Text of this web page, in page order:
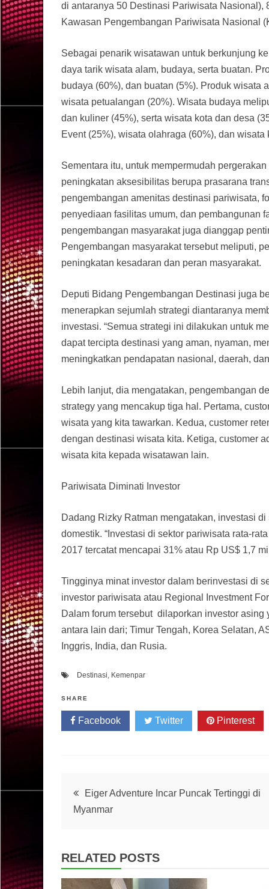
di antaranya 50 Destinasi Pariwisata
Kawasan Pengembangan Pariwisata Nasional
Sebagai penarik wisatawan untuk berkunjung
daya tarik wisata alam, budaya, serta buatan.
budaya (60%), dan buatan (5%). Produk wisata
wisata petualangan (20%). Wisata budaya
dan kuliner (45%), serta wisata kota dan desa
Event (25%), wisata olahraga (60%), dan
Sementara itu, untuk mempermudah
peningkatan aksesibilitas berupa prasarana
pengembangan amenitas destinasi pariwisata,
penyediaan fasilitas umum, dan pembangunan
pengembangan masyarakat juga dianggap
Pengembangan masyarakat tersebut meliputi,
peningkatan kesadaran dan peran masyarakat.
Deputi Bidang Pengembangan Destinasi juga
menerapkan sejumlah strategi diantaranya
investasi. “Semua strategi ini dilakukan untuk
dapat tercipta destinasi yang aman, nyaman,
meningkatkan pendapatan nasional, daerah,
Lebih lanjut, dia mengatakan, pengembangan
strategy yang mencakup tiga hal. Pertama,
wisata yang kita tawarkan. Kedua, customer
dengan destinasi wisata kita. Ketiga, customer
wisata kita kepada wisatawan lain.
Pariwisata Diminati Investor
Dadang Rizky Ratman mengatakan, investasi
domestik. “Investasi di sektor pariwisata rata-
2017 tercatat mencapai 31% atau Rp US$ 1,7
Tingginya minat investor dalam berinvestasi di
investor pariwisata atau Regional Investment
Dalam forum tersebut dilaporkan investor
antara lain dari; Timur Tengah, Korea Selatan,
Inggris, India, dan Rusia.
Destinasi, Kemenpar
SHARE
Facebook Twitter Pinterest
Post
navigation
Eiger Adventure Incar Puncak Tertinggi di
Myanmar
RELATED POSTS